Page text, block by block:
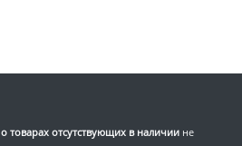
о товарах отсутствующих в наличии не